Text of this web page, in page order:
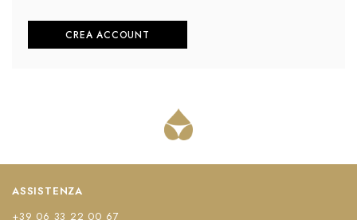
CREA ACCOUNT
ASSISTENZA
+39 06 33 22 00 67